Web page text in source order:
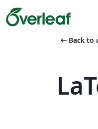
arrow_left_alt Back to